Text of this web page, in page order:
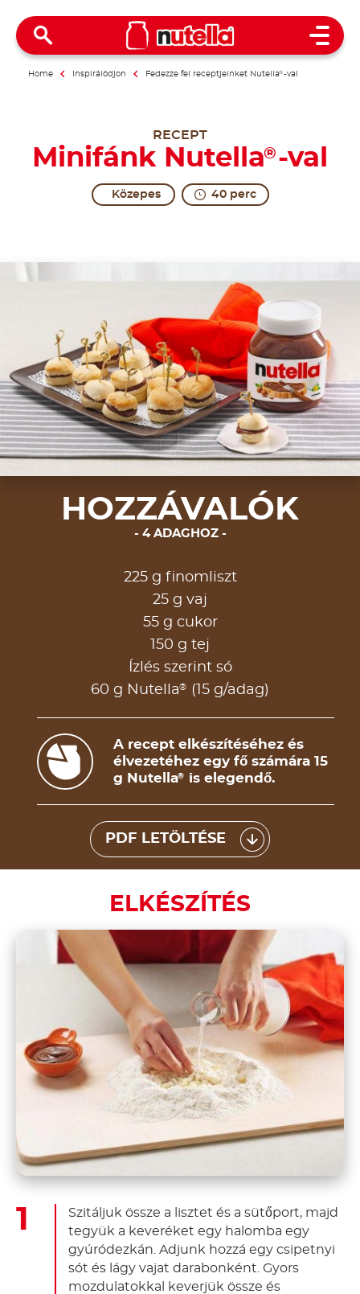
Open
Home Inspirálódjon Fedezze fel receptjeinket Nutella®-val
RECEPT
Minifánk Nutella® -val
Közepes 40 perc
HOZZÁVALÓK
4 ADAGHOZ
225 g finomliszt
25 g vaj
55 g cukor
150 g tej
Ízlés szerint só
60 g Nutella® (15 g/adag)
A recept elkészítéséhez és
élvezetéhez egy fő számára 15
g Nutella® is elegendő.
PDF LETÖLTÉSE
ELKÉSZÍTÉS
Szitáljuk össze a lisztet és a sütőport, majd
tegyük a keveréket egy halomba egy
gyúródezkán. Adjunk hozzá egy csipetnyi
sót és lágy vajat darabonként. Gyors
mozdulatokkal keverjük össze és